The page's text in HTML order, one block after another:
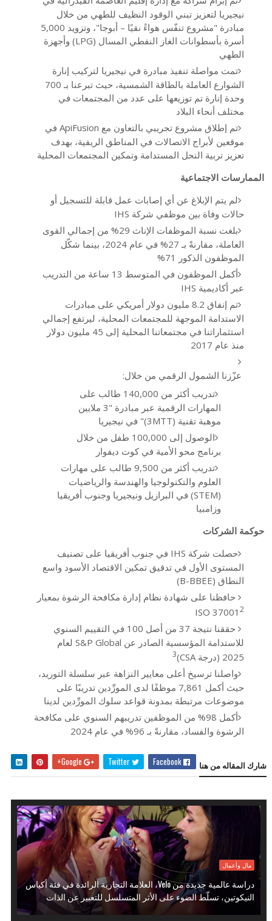
نيجيريا لتعزيز تبني الوقود النظيف للطهي من خلال
مبادرة "مشروع تنفّس هواءً نقيًا – أبوجا"، وتزويد 5,000
أسرة بأسطوانات الغاز النفطي المسال (LPG) وأجهزة
الطهي
تمت مواصلة تنفيذ مبادرة في نيجيريا لتركيب إنارة
الشوارع العاملة بالطاقة الشمسية، حيث تبرعنا بـ 700
وحدة إنارة تم توزيعها على عدد من المجتمعات في
مختلف أنحاء البلاد
تم إطلاق مشروع تجريبي بالتعاون مع ApiFusion في
موقعين لأبراج الاتصالات في المناطق الريفية، بهدف
تعزيز تربية النحل المستدامة وتمكين المجتمعات المحلية
الممارسات الاجتماعية
لم يتم الإبلاغ عن أي إصابات عمل قابلة للتسجيل أو
حالات وفاة بين موظفي شركة IHS
بلغت نسبة الموظفات الإناث 29% من إجمالي القوى
العاملة، مقارنةً بـ 27% في عام 2024، بينما شكّل
الموظفون الذكور 71%
أكمل الموظفون في المتوسط 13 ساعة من التدريب
عبر أكاديمية IHS
تم إنفاق 8.2 مليون دولار أمريكي على مبادرات
الاستدامة الموجهة للمجتمعات المحلية، ليرتفع إجمالي
استثماراتنا في مجتمعاتنا المحلية إلى 45 مليون دولار
منذ عام 2017
عزّزنا الشمول الرقمي من خلال:
تدريب أكثر من 140,000 طالب على
المهارات الرقمية عبر مبادرة "3 ملايين
موهبة تقنية (3MTT)" في نيجيريا
الوصول إلى 100,000 طفل من خلال
برنامج محو الأمية في كوت ديفوار
تدريب أكثر من 9,500 طالب على مهارات
العلوم والتكنولوجيا والهندسة والرياضيات
(STEM) في البرازيل ونيجيريا وجنوب أفريقيا
وزامبيا
حوكمة الشركات
حصلت شركة IHS في جنوب أفريقيا على تصنيف
المستوى الأول في تدقيق تمكين الاقتصاد الأسود واسع
النطاق (B-BBEE)
حافظنا على شهادة نظام إدارة مكافحة الرشوة بمعيار
ISO 37001 2
حققنا نتيجة 37 من أصل 100 في التقييم السنوي
للاستدامة المؤسسية الصادر عن S&P Global لعام
2025 (درجة CSA)
3
واصلنا ترسيخ أعلى معايير النزاهة عبر سلسلة التوريد،
حيث أكمل 7,861 موظفًا لدى المورِّدين تدريبًا على
موضوعات مرتبطة بمدونة قواعد سلوك المورِّدين لدينا
أكمل 98% من الموظفين تدريبهم السنوي على مكافحة
الرشوة والفساد، مقارنةً بـ 96% في عام 2024
شارك المقاله من هنا Facebook
Twitter
مال وأعمال
دراسة عالمية جديدة من Velo، العلامة التجارية الرائدة في فئة أكياس
النيكوتين، تسلّط الضوء على الأثر المتسلسل للتعبير عن الذات